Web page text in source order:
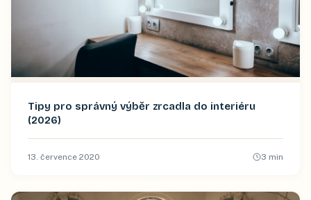
Tipy pro správný výběr zrcadla do interiéru
(2026)
13. července 2020 3 min